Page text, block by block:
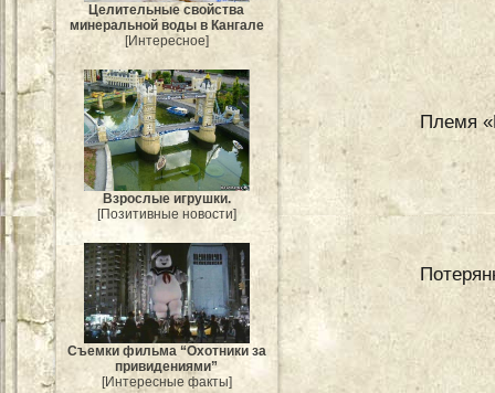
Целительные свойства
минеральной воды в Кангале
[Интересное]
Взрослые игрушки.
[Позитивные новости]
Съемки фильма “Охотники за
привидениями”
[Интересные факты]
Племя